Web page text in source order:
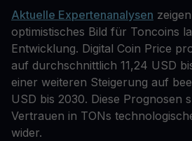
Aktuelle Expertenanalysen
optimistisches Bild für Toncoins
Entwicklung. Digital Coin Price
auf durchschnittlich 11,24 USD
einer weiteren Steigerung auf
USD bis 2030. Diese Prognosen
Vertrauen in TONs
wider.